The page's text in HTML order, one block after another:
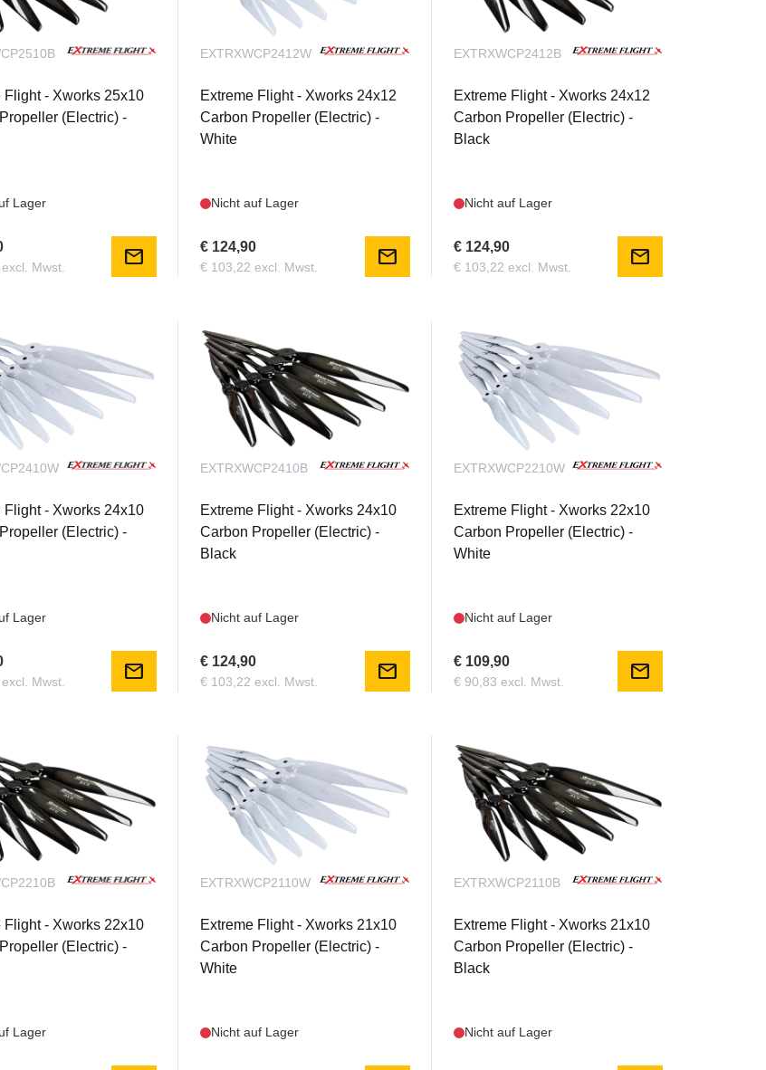
Flight - Xworks 25x10
(Electric) -
Lager
Mwst. mail
EXTRXWCP2412W
Extreme Flight - Xworks 24x12
Carbon Propeller (Electric) -
White
Nicht auf Lager
€ 124,90
€ 103,22 excl. Mwst. mail
EXTRXWCP2412B
Extreme Flight - Xworks 24x12
Carbon Propeller (Electric) -
Black
Nicht auf Lager
€ 124,90
€ 103,22 excl. Mwst. mail
Flight - Xworks 24x10
(Electric) -
Lager
Mwst. mail
EXTRXWCP2410B
Extreme Flight - Xworks 24x10
Carbon Propeller (Electric) -
Black
Nicht auf Lager
€ 124,90
€ 103,22 excl. Mwst. mail
EXTRXWCP2210W
Extreme Flight - Xworks 22x10
Carbon Propeller (Electric) -
White
Nicht auf Lager
€ 109,90
€ 90,83 excl. Mwst. mail
Flight - Xworks 22x10
(Electric) -
Lager
EXTRXWCP2110W
Extreme Flight - Xworks 21x10
Carbon Propeller (Electric) -
White
Nicht auf Lager
EXTRXWCP2110B
Extreme Flight - Xworks 21x10
Carbon Propeller (Electric) -
Black
Nicht auf Lager